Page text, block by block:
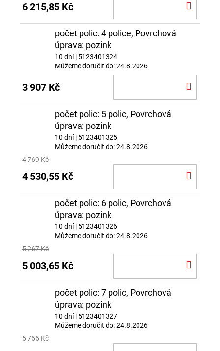
6 215,85 Kč
počet polic: 4 police, Povrchová
úprava: pozink
10 dní| 5123401324
Můžeme doručit do:24.8.2026
3 907 Kč
počet polic: 5 polic, Povrchová
úprava: pozink
10 dní| 5123401325
Můžeme doručit do:24.8.2026
4 769 Kč
4 530,55 Kč
počet polic: 6 polic, Povrchová
úprava: pozink
10 dní| 5123401326
Můžeme doručit do:24.8.2026
5 267 Kč
5 003,65 Kč
počet polic: 7 polic, Povrchová
úprava: pozink
10 dní| 5123401327
Můžeme doručit do:24.8.2026
5 766 Kč